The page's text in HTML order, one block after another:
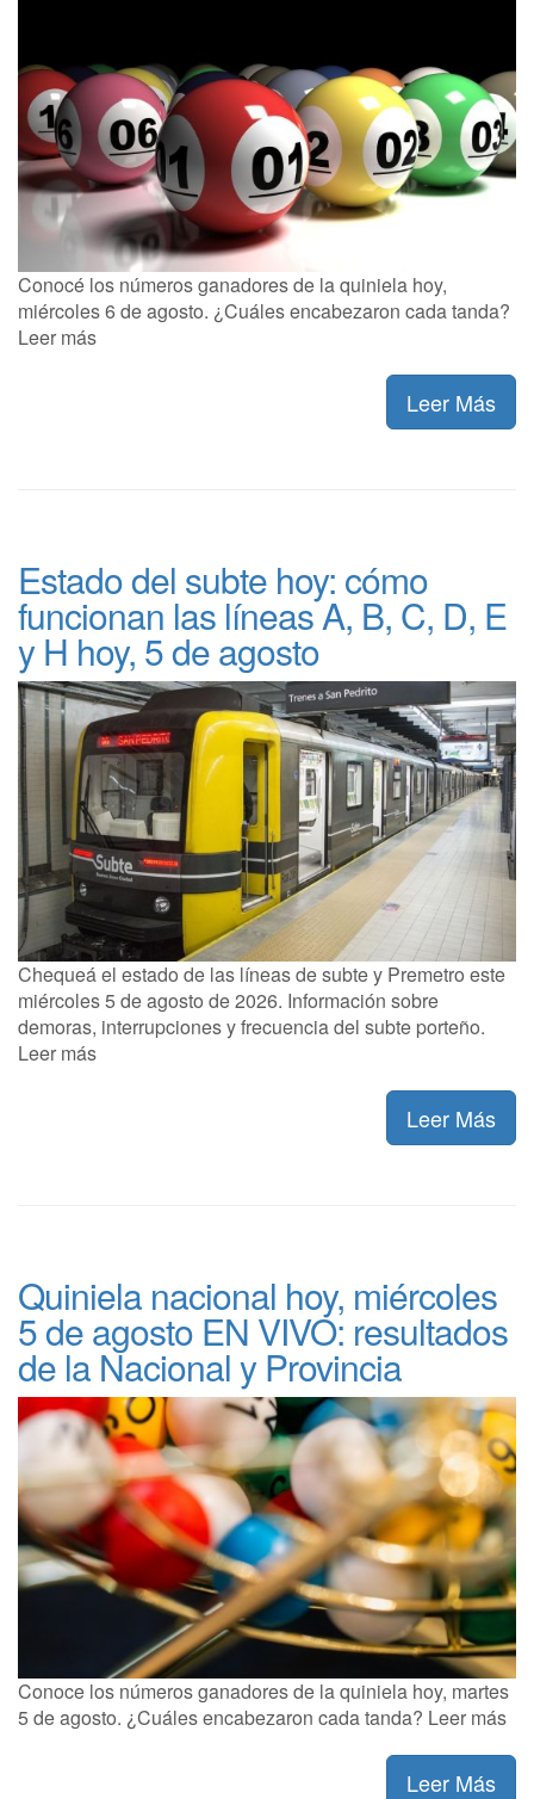
Conocé los números ganadores de la quiniela hoy,
miércoles 6 de agosto. ¿Cuáles encabezaron cada tanda?
Leer más
Leer Más
Estado del subte hoy: cómo
funcionan las líneas A, B, C, D, E
y H hoy, 5 de agosto
Chequeá el estado de las líneas de subte y Premetro este
miércoles 5 de agosto de 2026. Información sobre
demoras, interrupciones y frecuencia del subte porteño.
Leer más
Leer Más
Quiniela nacional hoy, miércoles
5 de agosto EN VIVO: resultados
de la Nacional y Provincia
Conoce los números ganadores de la quiniela hoy, martes
5 de agosto. ¿Cuáles encabezaron cada tanda? Leer más
Leer Más